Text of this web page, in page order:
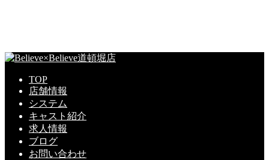
TOP
店舗情報
システム
キャスト紹介
求人情報
ブログ
お問い合わせ